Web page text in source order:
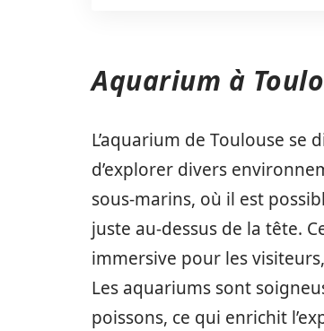
Aquarium à
L’aquarium de Toulouse
d’explorer divers
sous-marins, où il est
juste au-dessus de la tête.
immersive pour les
Les aquariums sont
poissons, ce qui enrichit